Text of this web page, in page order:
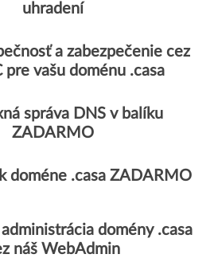
uhradení
a zabezpečenie cez
pre vašu doménu .casa
správa DNS v balíku
ZADARMO
doméne .casa ZADARMO
domény .casa
náš WebAdmin